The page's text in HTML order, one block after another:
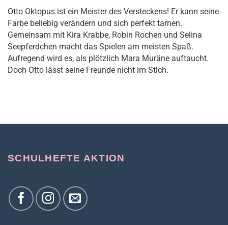
Otto Oktopus ist ein Meister des Versteckens! Er kann seine
Farbe beliebig verändern und sich perfekt tarnen.
Gemeinsam mit Kira Krabbe, Robin Rochen und Selina
Seepferdchen macht das Spielen am meisten Spaß.
Aufregend wird es, als plötzlich Mara Muräne auftaucht.
Doch Otto lässt seine Freunde nicht im Stich.
SCHULHEFTE AKTION